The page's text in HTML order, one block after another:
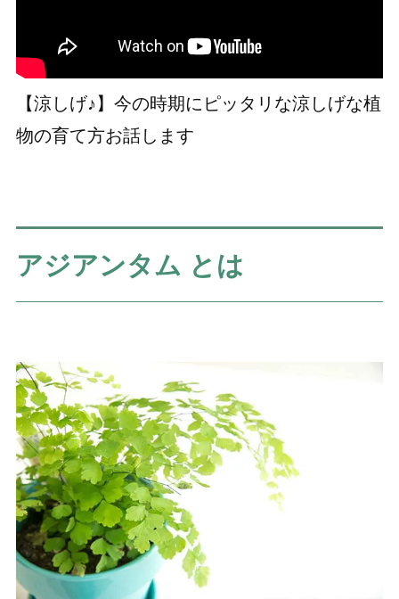
【涼しげ♪】今の時期にピッタリな涼しげな植
物の育て方お話します
アジアンタム とは